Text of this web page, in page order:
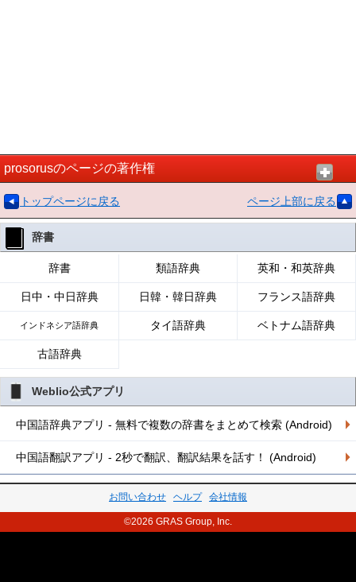
prosorusのページの著作権
トップページに戻る ページ上部に戻る
辞書
辞書 類語辞典 英和・和英辞典
日中・中日辞典 日韓・韓日辞典 フランス語辞典
インドネシア語辞典 タイ語辞典 ベトナム語辞典
古語辞典
Weblio公式アプリ
中国語辞典アプリ - 無料で複数の辞書をまとめて検索 (Android)
中国語翻訳アプリ - 2秒で翻訳、翻訳結果を話す！ (Android)
お問い合わせ ヘルプ 会社情報
©2026 GRAS Group, Inc.